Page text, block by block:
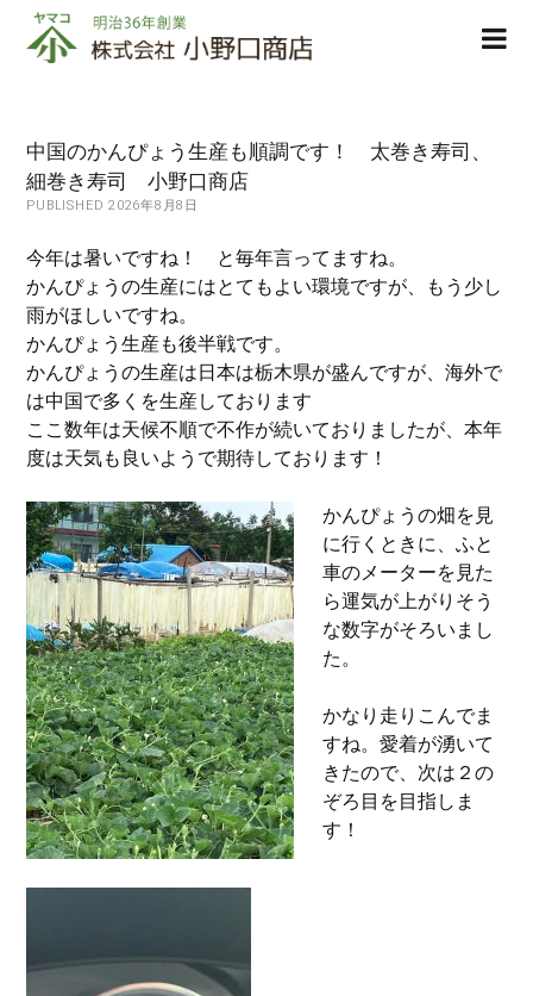
株
式
小
野
口
店
中国のかんぴょう生産も順調です！ 太巻き寿司、
細巻き寿司 小野口商店
PUBLISHED 2026年8月8日
今年は暑いですね！ と毎年言ってますね。
かんぴょうの生産にはとてもよい環境ですが、もう少し
雨がほしいですね。
かんぴょう生産も後半戦です。
かんぴょうの生産は日本は栃木県が盛んですが、海外で
は中国で多くを生産しております
ここ数年は天候不順で不作が続いておりましたが、本年
度は天気も良いようで期待しております！
かんぴょうの畑を見
に行くときに、ふと
車のメーターを見た
ら運気が上がりそう
な数字がそろいまし
た。
かなり走りこんでま
すね。愛着が湧いて
きたので、次は２の
ぞろ目を目指しま
す！